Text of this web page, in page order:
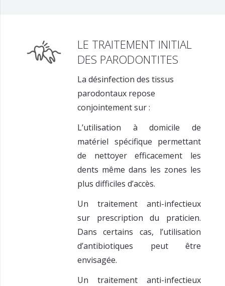
LE TRAITEMENT INITIAL
DES PARODONTITES
La désinfection des tissus
parodontaux repose
conjointement sur :
L’utilisation à domicile de
matériel spécifique permettant
de nettoyer efficacement les
dents même dans les zones les
plus difficiles d’accès.
Un traitement anti-infectieux
sur prescription du praticien.
Dans certains cas, l’utilisation
d’antibiotiques peut être
envisagée.
Un traitement anti-infectieux